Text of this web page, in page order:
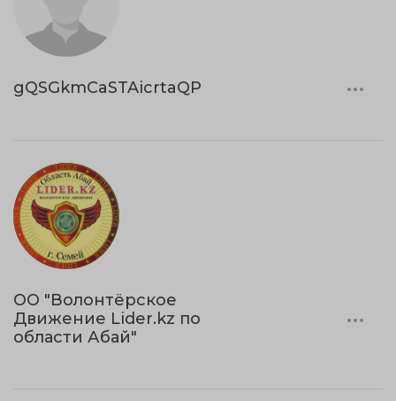
gQSGkmCaSTAicrtaQP
ОО "Волонтёрское
Движение Lider.kz по
области Абай"